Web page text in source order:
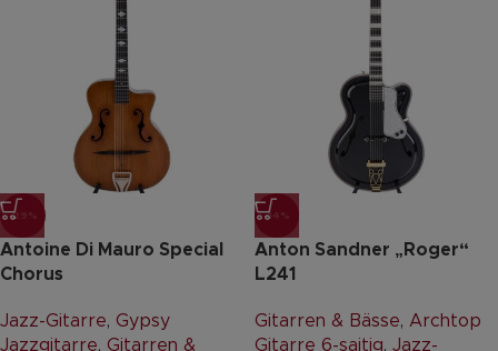
-29%
Antoine Di Mauro Special
Chorus
Jazz-Gitarre, Gypsy
Jazzgitarre, Gitarren &
-14%
Anton Sandner „Roger“
L241
Gitarren & Bässe, Archtop
Gitarre 6-saitig, Jazz-